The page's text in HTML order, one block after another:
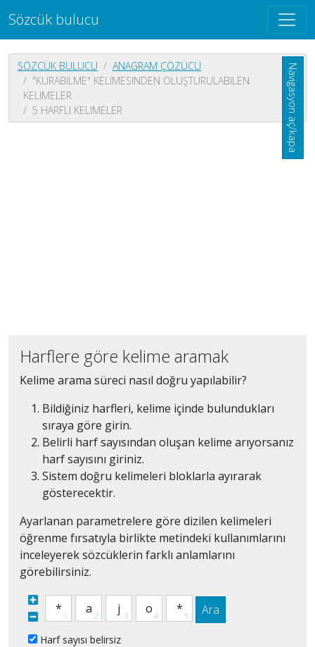
Sözcük bulucu
Navigasyon aç/kapa
SÖZCÜK BULUCU
ANAGRAM ÇÖZÜCÜ
"KURABILME" KELIMESINDEN OLUŞTURULABILEN
KELIMELER
5 HARFLI KELIMELER
Harflere göre kelime aramak
Kelime arama süreci nasıl doğru yapılabilir?
Bildiğiniz harfleri, kelime içinde bulundukları
sıraya göre girin.
Belirli harf sayısından oluşan kelime arıyorsanız
harf sayısını giriniz.
Sistem doğru kelimeleri bloklarla ayırarak
gösterecektir.
Ayarlanan parametrelere göre dizilen kelimeleri
öğrenme fırsatıyla birlikte metindeki kullanımlarını
inceleyerek sözcüklerin farklı anlamlarını
görebilirsiniz.
Ara
Harf sayısı belirsiz